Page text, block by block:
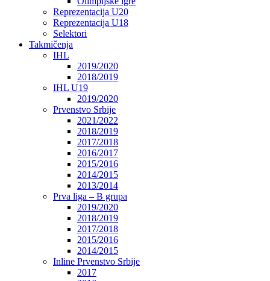
Reprezentacija U20
Reprezentacija U18
Selektori
Takmičenja
IHL
2019/2020
2018/2019
IHL U19
2019/2020
Prvenstvo Srbije
2021/2022
2018/2019
2017/2018
2016/2017
2015/2016
2014/2015
2013/2014
Prva liga – B grupa
2019/2020
2018/2019
2017/2018
2015/2016
2014/2015
Inline Prvenstvo Srbije
2017